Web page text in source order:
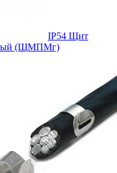
IP54 Щит
(ЩМПМг)